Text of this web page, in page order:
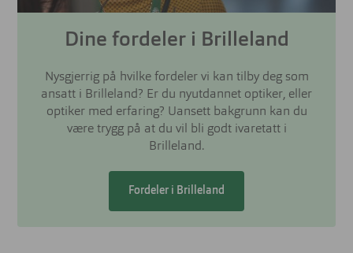
Dine fordeler i Brilleland
Nysgjerrig på hvilke fordeler vi kan tilby deg som
ansatt i Brilleland? Er du nyutdannet optiker, eller
optiker med erfaring? Uansett bakgrunn kan du
være trygg på at du vil bli godt ivaretatt i
Brilleland.
Fordeler i Brilleland